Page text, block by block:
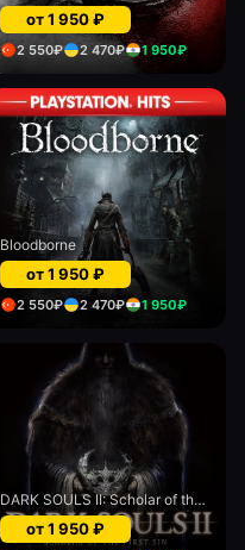
от1 950₽
2 550₽ 2 470₽ 1 950₽
Bloodborne
от1 950₽
2 550₽ 2 470₽ 1 950₽
DARK SOULS II: Scholar of the First Sin
от1 950₽